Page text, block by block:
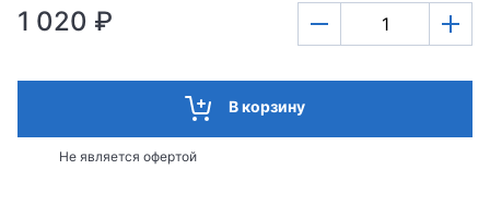
1 020 ₽
В корзину
Не является офертой